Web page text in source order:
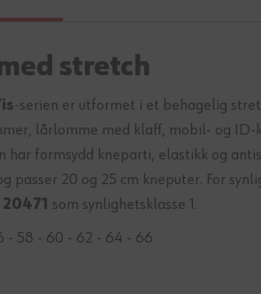
stretch
-serien er utformet i et behagelig
lårlomme med klaff, mobil- og
har formsydd kneparti, elastikk og
passer 20 og 25 cm kneputer. For
20471 som synlighetsklasse 1.
- 58 - 60 - 62 - 64 - 66